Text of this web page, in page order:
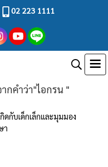
02 223 1111
กคำว่า"ไอกรน "
ดกับเด็กเล็กและมุมมอง
า